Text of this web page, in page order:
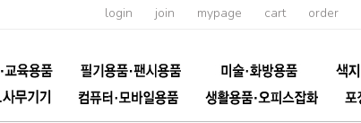
login join mypage cart order